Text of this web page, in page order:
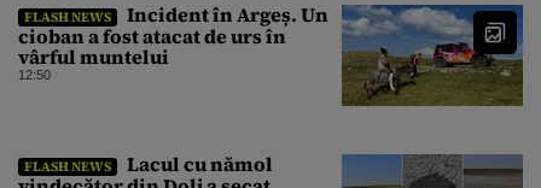
FLASH NEWS
Incident în Argeș. Un
cioban a fost atacat de urs în
vârful muntelui
12:50
FLASH NEWS
Lacul cu nămol